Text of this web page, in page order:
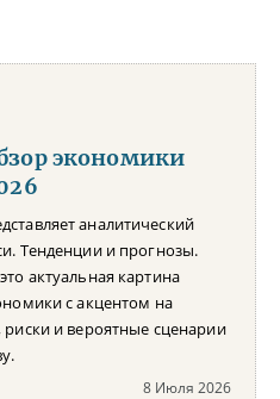
экономики
аналитический
Тенденции и прогнозы.
актуальная картина
с акцентом на
и вероятные сценарии
8 Июля 2026